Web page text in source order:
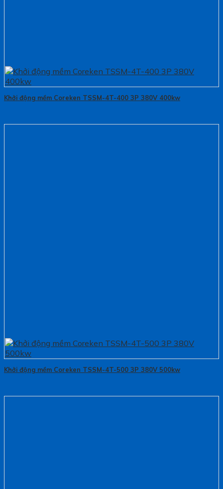
Khởi động mềm Coreken TSSM-4T-400 3P 380V 400kw
Khởi động mềm Coreken TSSM-4T-500 3P 380V 500kw